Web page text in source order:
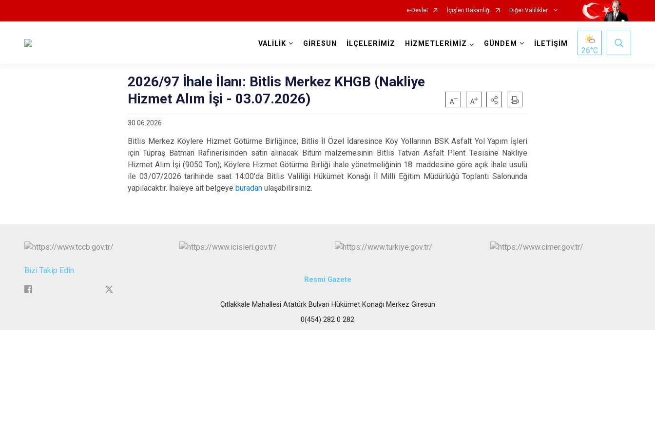
e-Devlet İçişleri Bakanlığı Diğer Valilikler
VALİLİK GİRESUN İLÇELERİMİZ HİZMETLERİMİZ GÜNDEM İLETİŞİM
26°C
2026/97 İhale İlanı: Bitlis Merkez KHGB (Nakliye
Hizmet Alım İşi - 03.07.2026)
30.06.2026
Bitlis Merkez Köylere Hizmet Götürme Birliğince; Bitlis İl Özel İdaresince Köy Yollarının BSK Asfalt Yol Yapım İşleri
için Tüpraş Batman Rafinerisinden satın alınacak Bitüm malzemesinin Bitlis Tatvan Asfalt Plent Tesisine Nakliye
Hizmet Alım İşi (9050 Ton); Köylere Hizmet Götürme Birliği ihale yönetmeliğinin 18. maddesine göre açık ihale usulü
ile 03/07/2026 tarihinde saat 14:00'da Bitlis Valiliği Hükümet Konağı İl Milli Eğitim Müdürlüğü Toplantı Salonunda
yapılacaktır. İhaleye ait belgeye buradan ulaşabilirsiniz.
Bizi Takip Edin
Resmi Gazete
Çıtlakkale Mahallesi Atatürk Bulvarı Hükümet Konağı Merkez Giresun
0(454) 282 0 282